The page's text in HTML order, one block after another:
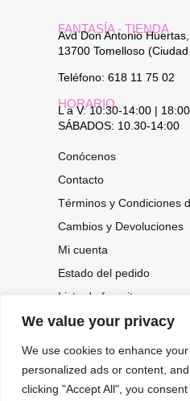
We value your privacy
We use cookies to enhance
personalized ads or content,
clicking "Accept All", you
FANTASÍA - TIENDA
Avd Don Antonio
13700 Tomelloso
Teléfono: 618 11 75 02
HORARIO
L a V: 10:30-14:00 |
SÁBADOS: 10.30-14:00
Conócenos
Contacto
Términos y Condiciones
Cambios y Devoluciones
Mi cuenta
Estado del pedido
Lista de favoritos
CONOCE NUESTRAS
OFERTAS...